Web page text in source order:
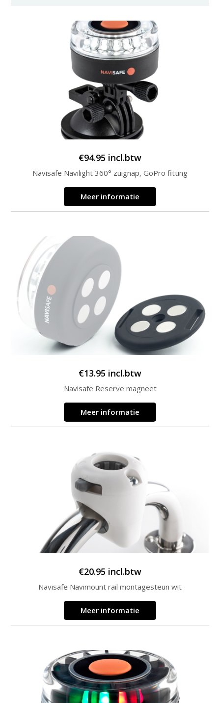
€94.95 incl.btw
Navisafe Navilight 360° zuignap, GoPro fitting
Meer informatie
€13.95 incl.btw
Navisafe Reserve magneet
Meer informatie
€20.95 incl.btw
Navisafe Navimount rail montagesteun wit
Meer informatie